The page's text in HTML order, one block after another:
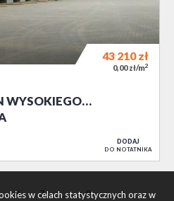
WYSOKIEGO…
43 210zł
0,00 zł/m2
DODAJ
DO NOTATNIKA
6 7 ... 9 »
w celach statystycznych oraz w